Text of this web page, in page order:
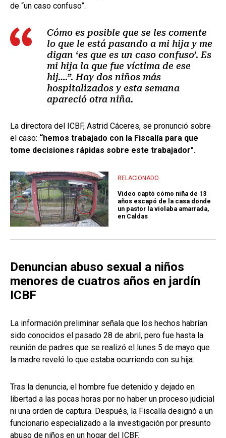
de “un caso confuso”.
Cómo es posible que se les comente
lo que le está pasando a mi hija y me
digan ‘es que es un caso confuso’. Es
mi hija la que fue víctima de ese
hij….”. Hay dos niños más
hospitalizados y esta semana
apareció otra niña.
La directora del ICBF, Astrid Cáceres, se pronunció sobre
el caso: “hemos trabajado con la Fiscalía para que
tome decisiones rápidas sobre este trabajador".
RELACIONADO
Video captó cómo niña de 13
años escapó de la casa donde
un pastor la violaba amarrada,
en Caldas
Denuncian abuso sexual a niños
menores de cuatros años en jardín
ICBF
La información preliminar señala que los hechos habrían
sido conocidos el pasado 28 de abril, pero fue hasta la
reunión de padres que se realizó el lunes 5 de mayo que
la madre reveló lo que estaba ocurriendo con su hija.
Tras la denuncia, el hombre fue detenido y dejado en
libertad a las pocas horas por no haber un proceso judicial
ni una orden de captura. Después, la Fiscalía designó a un
funcionario especializado a la investigación por presunto
abuso de niños en un hogar del ICBF.